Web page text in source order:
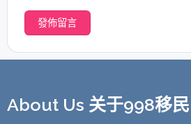
About Us 关于998移民